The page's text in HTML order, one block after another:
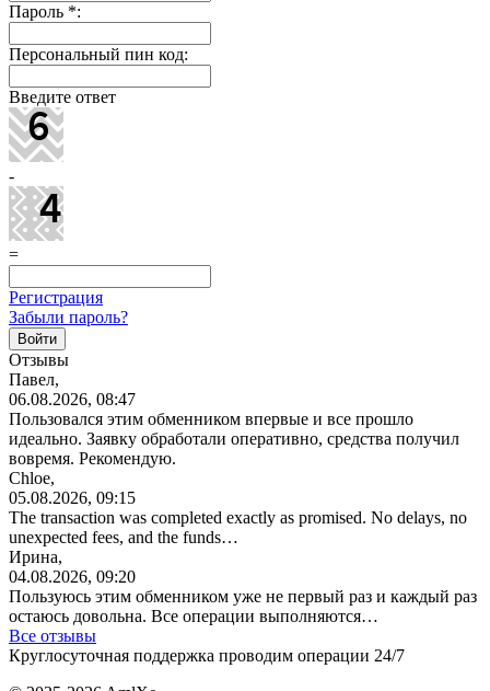
Пароль *:
Персональный пин код:
Введите ответ
-
=
Регистрация
Забыли пароль?
Отзывы
Павел,
06.08.2026, 08:47
Пользовался этим обменником впервые и все прошло
идеально. Заявку обработали оперативно, средства получил
вовремя. Рекомендую.
Chloe,
05.08.2026, 09:15
The transaction was completed exactly as promised. No delays, no
unexpected fees, and the funds…
Ирина,
04.08.2026, 09:20
Пользуюсь этим обменником уже не первый раз и каждый раз
остаюсь довольна. Все операции выполняются…
Все отзывы
Круглосуточная поддержка проводим операции 24/7